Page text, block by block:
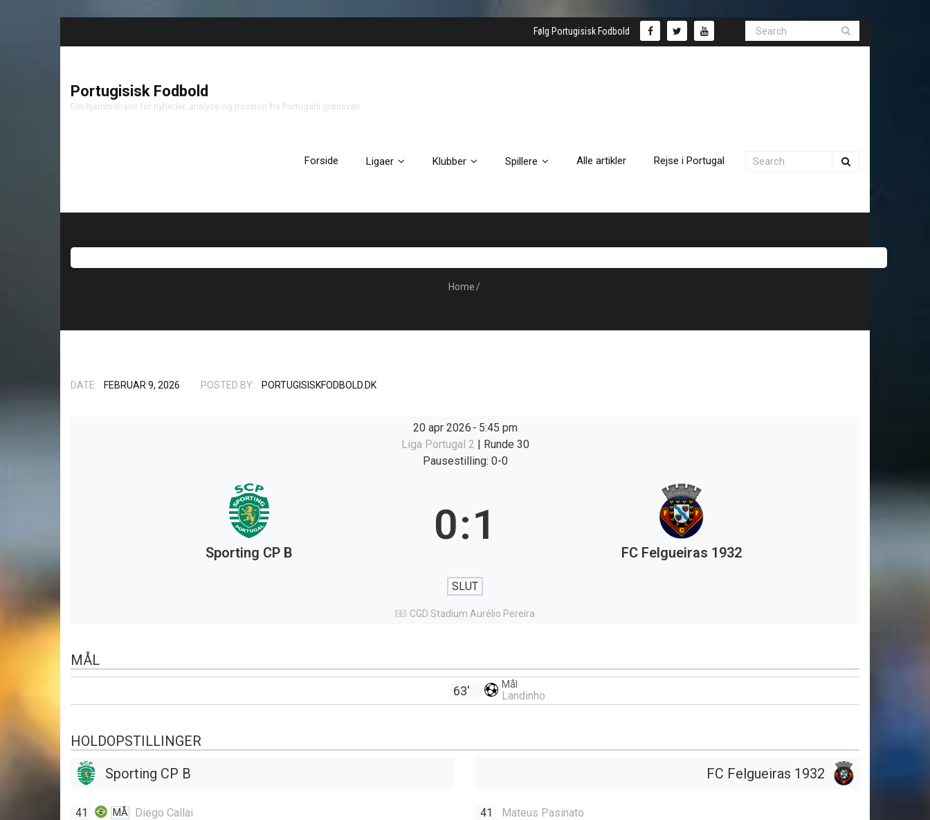
Følg Portugisisk Fodbold
Portugisisk Fodbold
Din hjemmebane for nyheder, analyse og passion fra Portugals grønsvær
Forside Ligaer Klubber Spillere Alle artikler Rejse i Portugal
Home /
DATE: FEBRUAR 9, 2026 POSTED BY: PORTUGISISKFODBOLD.DK
20 apr 2026 - 5:45 pm
Liga Portugal 2 | Runde 30
Pausestilling: 0-0
Sporting CP B
0:1
FC Felgueiras 1932
SLUT
CGD Stadium Aurélio Pereira
MÅL
63' Mål
Landinho
HOLDOPSTILLINGER
Sporting CP B
41 MÅ
Diego Callai
FC Felgueiras 1932
41
Mateus Pasinato